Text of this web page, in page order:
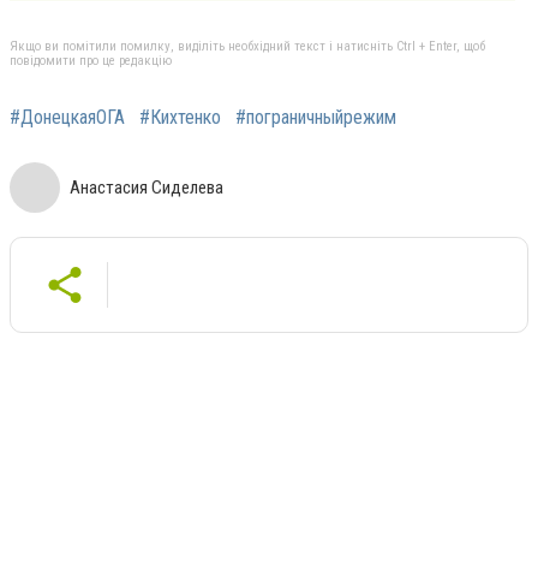
Якщо ви помітили помилку, виділіть необхідний текст і натисніть Ctrl + Enter, щоб
повідомити про це редакцію
#ДонецкаяОГА #Кихтенко #пограничныйрежим
Анастасия Сиделева